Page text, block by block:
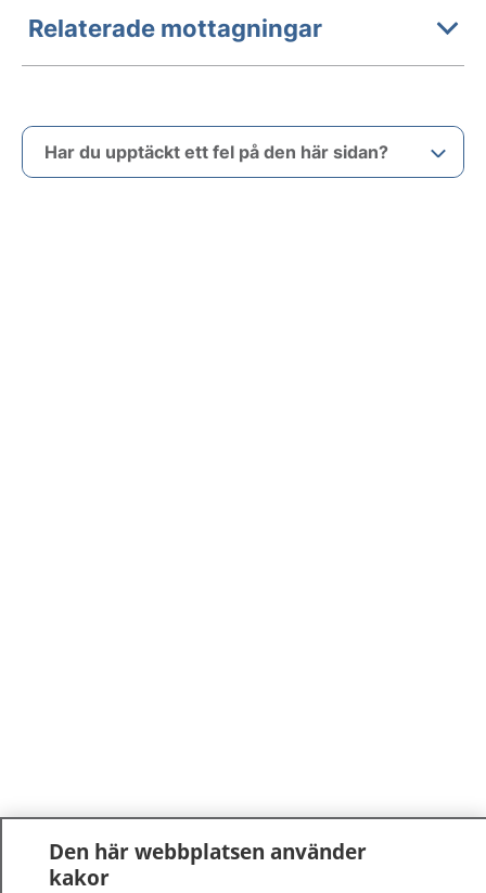
Relaterade mottagningar
Har du upptäckt ett fel på den här sidan?
Den här webbplatsen använder
kakor